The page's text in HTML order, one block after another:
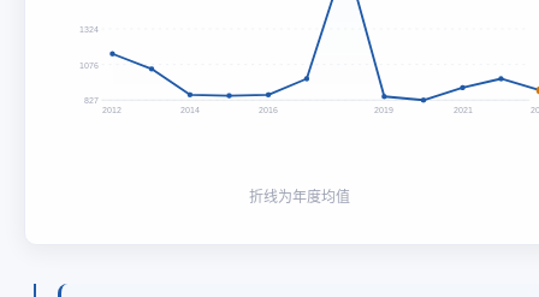
1324
1076
827
2012 2014 2016 2019 2021
折线为年度均值